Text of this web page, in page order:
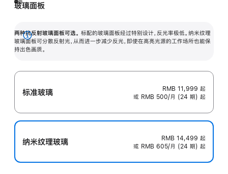
玻璃面板
两种抗反射玻璃面板可选。 标配的玻璃面板经过特别设计，反光率极低。纳米纹理
玻璃面板可分散反射光，从而进一步减少反光，即使在高亮光源的工作场所也能保
持出色画质。
展
开
标准玻璃 RMB 11,999 起
或 RMB 500/月 (24 期) 起
纳米纹理玻璃 RMB 14,499 起
或 RMB 605/月 (24 期) 起